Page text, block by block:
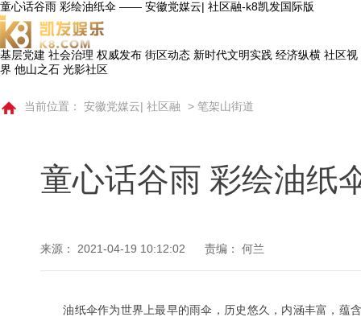
童心话谷雨 彩绘油纸伞 —— 安徽党媒云| 社区融-k8凯发国际版
基层党建 社会治理 权威发布 街区动态 新时代文明实践 经济纵横 社区视
界 他山之石 光影社区
当前位置： 安徽党媒云| 社区融 > 笔架山街道
童心话谷雨 彩绘油纸
来源： 2021-04-19 10:12:02 责编： 何兰
油纸伞作为世界上最早的雨伞，历史悠久，内涵丰富，蕴